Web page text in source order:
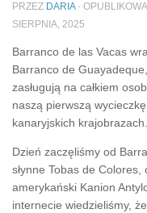
PRZEZ DARIA ·
SIERPNIA, 2025
Barranco de las Vacas
Barranco de
zasługują na całkiem
naszą pierwszą
kanaryjskich krajobrazach.
Dzień zaczęliśmy od
słynne Tobas de
amerykański Kanion
internecie wiedzieliśmy,